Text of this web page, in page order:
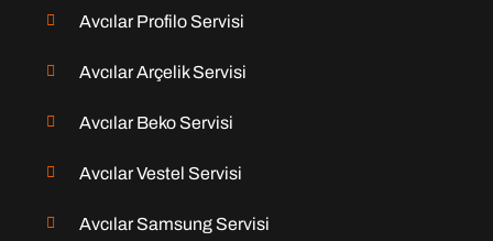
Avcılar Profilo Servisi
Avcılar Arçelik Servisi
Avcılar Beko Servisi
Avcılar Vestel Servisi
Avcılar Samsung Servisi